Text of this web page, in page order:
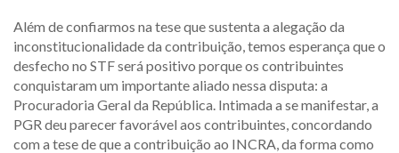
Além de confiarmos na tese que sustenta a alegação da
inconstitucionalidade da contribuição, temos esperança que o
desfecho no STF será positivo porque os contribuintes
conquistaram um importante aliado nessa disputa: a
Procuradoria Geral da República. Intimada a se manifestar, a
PGR deu parecer favorável aos contribuintes, concordando
com a tese de que a contribuição ao INCRA, da forma como